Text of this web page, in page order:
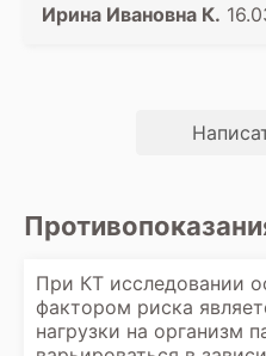
Ирина Ивановна К.
При КТ исследовании
фактором риска
нагрузки на организм